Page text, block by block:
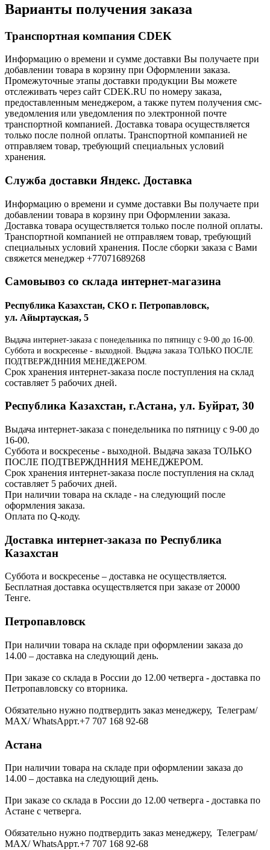
Варианты получения заказа
Транспортная компания CDEK
Информацию о времени и сумме доставки Вы получаете при
добавлении товара в корзину при Оформлении заказа.
Промежуточные этапы доставки продукции Вы можете
отслеживать через сайт CDEK.RU по номеру заказа,
предоставленным менеджером, а также путем получения смс-
уведомления или уведомления по электронной почте
транспортной компанией. Доставка товара осуществляется
только после полной оплаты. Транспортной компанией не
отправляем товар, требующий специальных условий
хранения.
Служба доставки Яндекс. Доставка
Информацию о времени и сумме доставки Вы получаете при
добавлении товара в корзину при Оформлении заказа.
Доставка товара осуществляется только после полной оплаты.
Транспортной компанией не отправляем товар, требующий
специальных условий хранения. После сборки заказа с Вами
свяжется менеджер +77071689268
Самовывоз со склада интернет-магазина
Республика Казахстан, СКО г. Петропавловск,
ул. Айыртауская, 5
Выдача интернет-заказа с понедельника по пятницу с 9-00 до 16-00.
Суббота и воскресенье - выходной. Выдача заказа ТОЛЬКО ПОСЛЕ
ПОДТВЕРЖДННИЯ МЕНЕДЖЕРОМ.
Срок хранения интернет-заказа после поступления на склад
составляет 5 рабочих дней.
Республика Казахстан, г.Астана, ул. Буйрат, 30
Выдача интернет-заказа с понедельника по пятницу с 9-00 до
16-00.
Суббота и воскресенье - выходной. Выдача заказа ТОЛЬКО
ПОСЛЕ ПОДТВЕРЖДННИЯ МЕНЕДЖЕРОМ.
Срок хранения интернет-заказа после поступления на склад
составляет 5 рабочих дней.
При наличии товара на складе - на следующий после
оформления заказа.
Оплата по Q-коду.
Доставка интернет-заказа по Республика
Казахстан
Суббота и воскресенье – доставка не осуществляется.
Бесплатная доставка осуществляется при заказе от 20000
Тенге.
Петропавловск
При наличии товара на складе при оформлении заказа до
14.00 – доставка на следующий день.
При заказе со склада в России до 12.00 четверга - доставка по
Петропавловску со вторника.
Обязательно нужно подтвердить заказ менеджеру, Телеграм/
МАХ/ WhatsAppт.+7 707 168 92-68
Астана
При наличии товара на складе при оформлении заказа до
14.00 – доставка на следующий день.
При заказе со склада в России до 12.00 четверга - доставка по
Астане с четверга.
Обязательно нужно подтвердить заказ менеджеру, Телеграм/
МАХ/ WhatsAppт.+7 707 168 92-68